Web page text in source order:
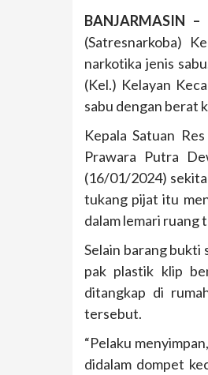
BANJARMASIN –
(Satresnarkoba)
narkotika jenis
(Kel.) Kelayan
sabu dengan berat
Kepala Satuan
Prawara Putra
(16/01/2024)
tukang pijat itu
dalam lemari ruang
Selain barang bukti
pak plastik klip
ditangkap di
tersebut.
“Pelaku
didalam dompet